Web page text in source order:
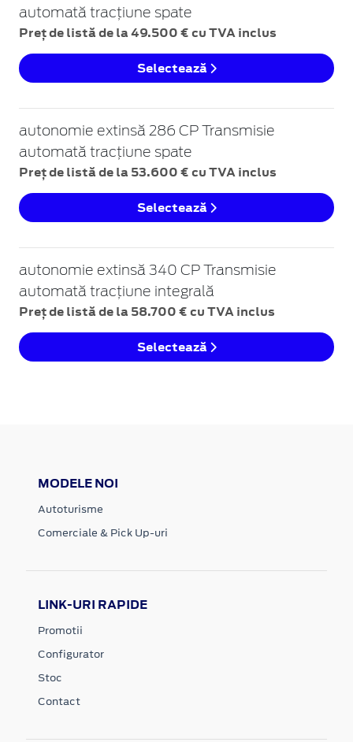
automată tracțiune spate
Preț de listă de la 49.500 € cu TVA inclus
Selectează
autonomie extinsă 286 CP Transmisie
automată tracțiune spate
Preț de listă de la 53.600 € cu TVA inclus
Selectează
autonomie extinsă 340 CP Transmisie
automată tracțiune integrală
Preț de listă de la 58.700 € cu TVA inclus
Selectează
MODELE NOI
Autoturisme
Comerciale & Pick Up-uri
LINK-URI RAPIDE
Promotii
Configurator
Stoc
Contact